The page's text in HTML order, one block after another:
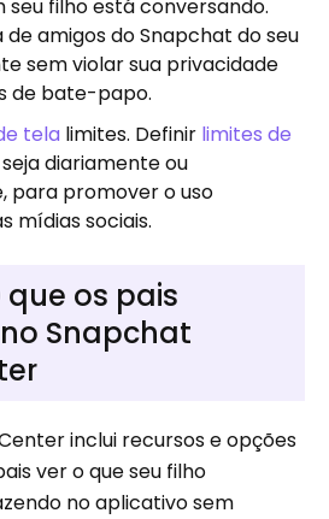
seu filho está conversando.
de amigos do Snapchat do seu
sem violar sua privacidade
de bate-papo.
tela limites. Definir limites de
seja diariamente ou
para promover o uso
mídias sociais.
que os pais
Snapchat
inclui recursos e opções
ver o que seu filho
no aplicativo sem